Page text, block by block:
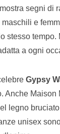
segni di
e
stesso
a ogni
Gypsy
Anche
legno
unisex